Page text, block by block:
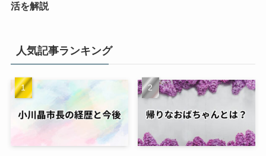
活を解説
人気記事ランキング